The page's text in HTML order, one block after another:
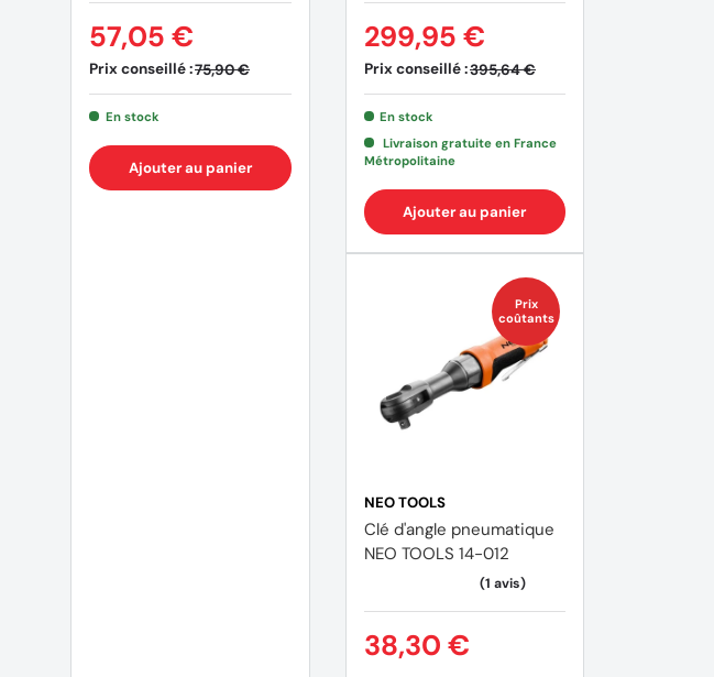
Prix conseillé :75,90 €
57,05 €
En stock
Ajouter au panier
Prix conseillé :395,64 €
299,95 €
En stock
Livraison gratuite en France
Métropolitaine
Ajouter au panier
Prix
coûtants
NEO TOOLS
Clé d'angle pneumatique
NEO TOOLS 14-012
38,30 €